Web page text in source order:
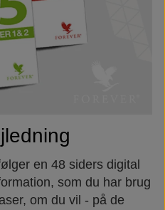
en 48 siders digital
som du har brug
om du vil - på de